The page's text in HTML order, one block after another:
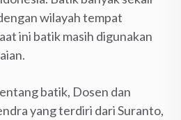
wilayah tempat
ini batik masih digunakan
batik, Dosen dan
yang terdiri dari Suranto,